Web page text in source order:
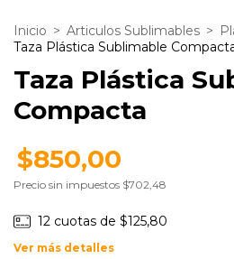
Inicio > Articulos Sublimables >
Taza Plástica Sublimable
Taza Plástica
Compacta
$850,00
Precio sin impuestos $702,48
12 cuotas de $125,80
Ver más detalles